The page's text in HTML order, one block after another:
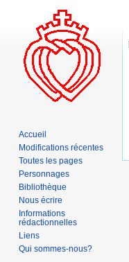
Accueil
Modifications récentes
Toutes les pages
Personnages
Bibliothèque
Nous écrire
Informations
rédactionnelles
Liens
Qui sommes-nous?